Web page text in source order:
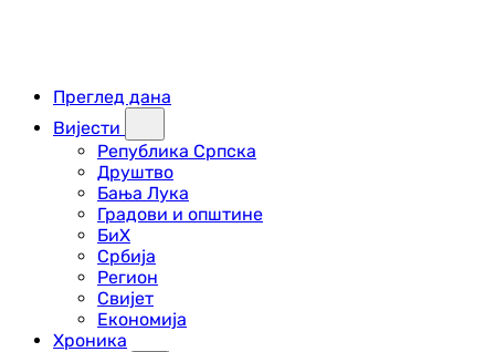
Преглед дана
Вијести
Република Српска
Друштво
Бања Лука
Градови и општине
БиХ
Србија
Регион
Свијет
Економија
Хроника